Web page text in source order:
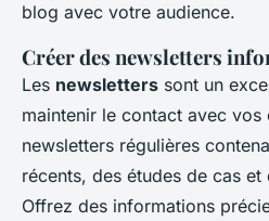
blog avec votre audience.
Créer des newsletters
Les newsletters sont un
maintenir le contact avec vos
newsletters régulières
récents, des études de cas
Offrez des informations